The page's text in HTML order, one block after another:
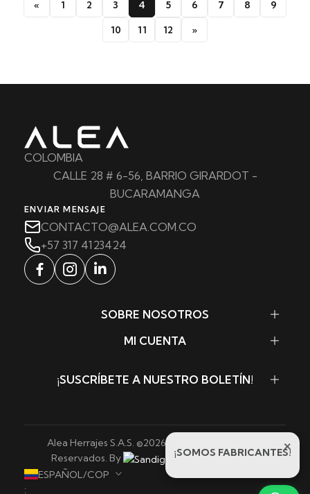
« 1 2 3 4 5 6 7 8
9
10
11 12 »
COLOMBIA
CALLE 28 # 6-56, BARRIO GIRARDOT -
BUCARAMANGA
ENVIAR MENSAJE
CONTACTO@ALEA.COM.CO
+57 317 4123424
SOBRE NOSOTROS
MI CUENTA
¡SUSCRÍBETE A NUESTRO BOLETÍN!
Alea Herrajes S.A.S. ©2026. Todos los Derechos
Reservados. By
Sandigowebs
ESPAÑOL/COP
:
×
¡SOMOS FABRICANTES!